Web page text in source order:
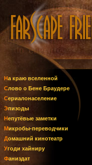
На краю вселенной
Слово о Бене Браудере
Сериалонаселение
Эпизоды
Непутёвые заметки
Микробы-переводчики
Домашний кинотеатр
Угоди хайниру
Фаниздат